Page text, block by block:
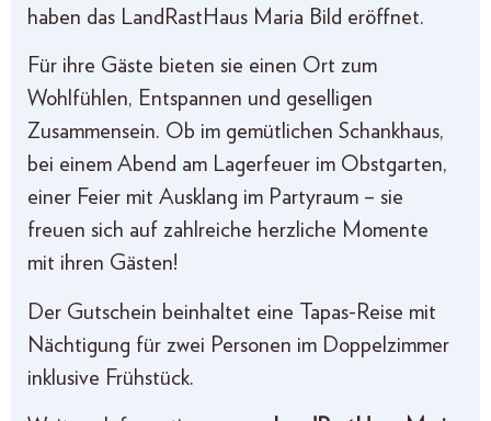
haben das LandRastHaus Maria Bild eröffnet.
Für ihre Gäste bieten sie einen Ort zum
Wohlfühlen, Entspannen und geselligen
Zusammensein. Ob im gemütlichen Schankhaus,
bei einem Abend am Lagerfeuer im Obstgarten,
einer Feier mit Ausklang im Partyraum – sie
freuen sich auf zahlreiche herzliche Momente
mit ihren Gästen!
Der Gutschein beinhaltet eine Tapas-Reise mit
Nächtigung für zwei Personen im Doppelzimmer
inklusive Frühstück.